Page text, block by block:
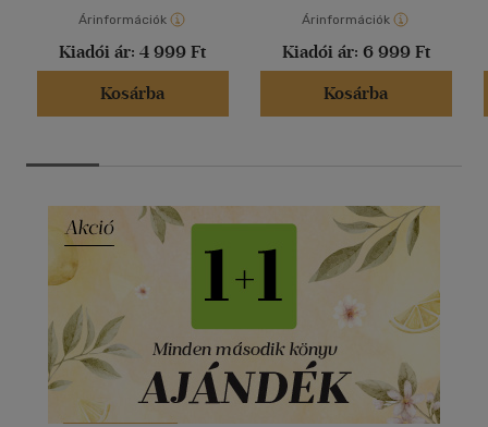
Árinformációk
Kiadói ár: 4 999 Ft
Kosárba
Árinformációk
Kiadói ár: 6 999 Ft
Kosárba